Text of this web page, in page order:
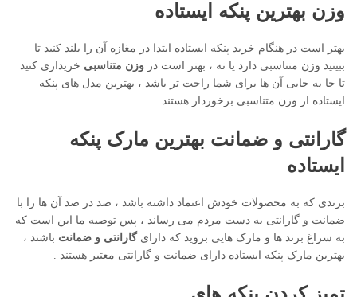
وزن بهترین پنکه ایستاده
بهتر است در هنگام خرید پنکه ایستاده ابتدا در مغازه آن را بلند کنید تا
ببینید وزن متناسبی دارد یا نه ، بهتر است در وزن متناسبی خریداری کنید
تا جا به جایی آن ها برای شما راحت تر باشد ، بهترین مدل های پنکه
ایستاده از وزن متناسبی برخوردار هستند .
گارانتی و ضمانت بهترین مارک پنکه
ایستاده
برندی که به محصولات خودش اعتماد داشته باشد ، صد در صد آن ها را با
ضمانت و گارانتی به دست مردم می رساند ، پس توصیه ما این است که
به سراغ برند ها و مارک هایی بروید که دارای گارانتی و ضمانت باشند ،
بهترین مارک پنکه ایستاده دارای ضمانت و گارانتی معتبر هستند .